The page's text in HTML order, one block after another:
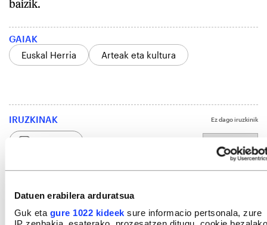
Datuen erabilera arduratsua
Guk eta gure 1022 kideek sure informacio pertsonala, zure
baizik.
GAIAK
Euskal Herria
Arteak eta kultura
IRUZKINAK Ez dago iruzkinik